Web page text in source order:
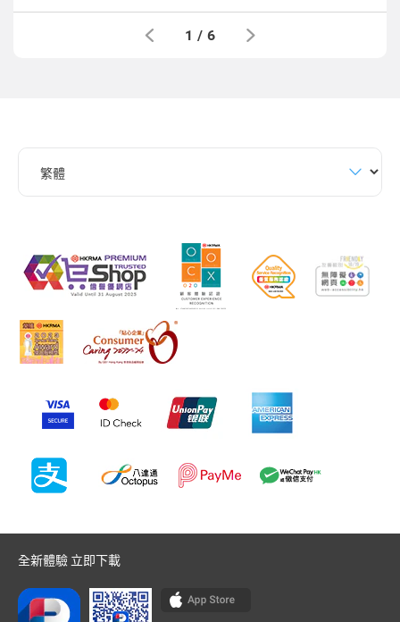
1 / 6
全新體驗 立即下載